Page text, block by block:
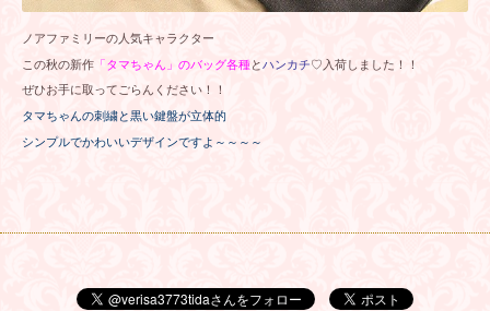
ノアファミリーの人気キャラクター
この秋の新作 「タマちゃん」のバッグ各種とハンカチ♡入荷しました！！
ぜひお手に取ってごらんください！！
タマちゃんの刺繍と黒い鍵盤が立体的
シンプルでかわいいデザインですよ～～～～